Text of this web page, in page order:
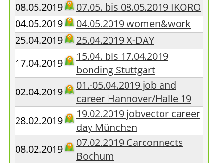
08.05.2019
07.05. bis 08.05.2019 IKORO
04.05.2019
04.05.2019 women&work
25.04.2019
25.04.2019 X-DAY
17.04.2019
15.04. bis 17.04.2019
bonding Stuttgart
02.04.2019
01.-05.04.2019 job and
career Hannover/Halle 19
28.02.2019
19.02.2019 jobvector career
day München
08.02.2019
07.02.2019 Carconnects
Bochum